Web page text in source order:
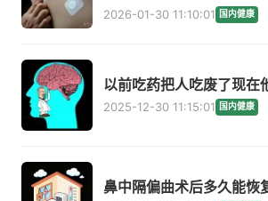
2026-01-30 11:10:01 国内健康
以前吃药把人吃废了现在
2025-12-30 11:15:01 国内健康
鼻中隔偏曲术后多久能恢